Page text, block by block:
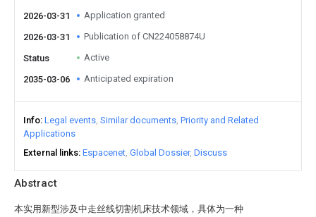
Abstract
本实用新型涉及中走丝线切割机床技术领域，具体为一种
2026-03-31 Application granted
2026-03-31 Publication of CN224058874U
Status Active
2035-03-06 Anticipated expiration
Info Legal events Similar documents Priority and Related
Applications
External links Espacenet Global Dossier Discuss